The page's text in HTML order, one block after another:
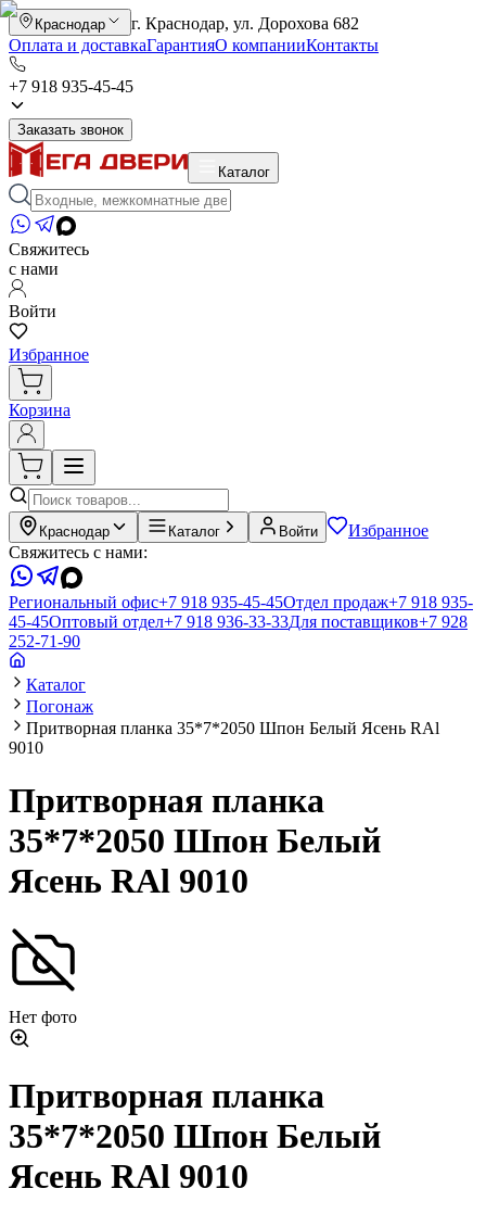
Краснодар
г. Краснодар, ул. Дорохова 682
Оплата и доставкаГарантияО компанииКонтакты
+7 918 935-45-45
Заказать звонок
Каталог
Свяжитесь
с нами
Войти
Избранное
Корзина
Краснодар Каталог Войти
Избранное
Свяжитесь с нами:
Региональный офис+7 918 935-45-45Отдел продаж+7 918 935-
45-45Оптовый отдел+7 918 936-33-33Для поставщиков+7 928
252-71-90
Каталог
Погонаж
Притворная планка 35*7*2050 Шпон Белый Ясень RAl
9010
Притворная планка
35*7*2050 Шпон Белый
Ясень RAl 9010
Нет фото
Притворная планка
35*7*2050 Шпон Белый
Ясень RAl 9010